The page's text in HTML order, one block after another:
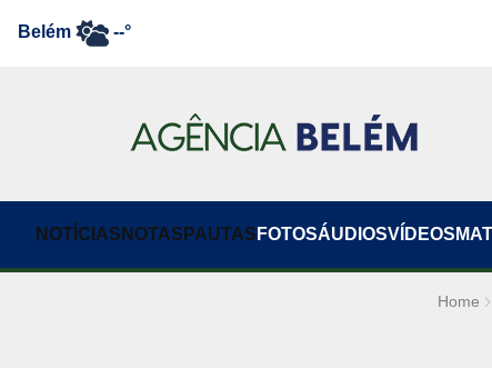
Belém --°
NOTÍCIAS NOTAS PAUTAS FOTOSÁUDIOSVÍDEOS
Home